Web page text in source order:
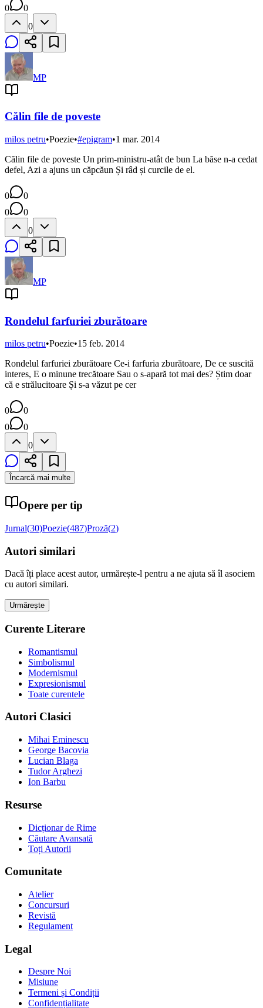
0
0
0
MP
Călin file de poveste
milos petru•Poezie•#epigram•1 mar. 2014
Călin file de poveste Un prim-ministru-atât de bun La băse n-a cedat
defel, Azi a ajuns un căpcăun Și râd și curcile de el.
0
0
0
0
0
MP
Rondelul farfuriei zburătoare
milos petru•Poezie•15 feb. 2014
Rondelul farfuriei zburătoare Ce-i farfuria zburătoare, De ce suscită
interes, E o minune trecătoare Sau o s-apară tot mai des? Știm doar
că e strălucitoare Și s-a văzut pe cer
0
0
0
0
0
Încarcă mai multe
Opere per tip
Jurnal(30)Poezie(487)Proză(2)
Autori similari
Dacă îți place acest autor, urmărește-l pentru a ne ajuta să îl asociem
cu autori similari.
Urmărește
Curente Literare
Romantismul
Simbolismul
Modernismul
Expresionismul
Toate curentele
Autori Clasici
Mihai Eminescu
George Bacovia
Lucian Blaga
Tudor Arghezi
Ion Barbu
Resurse
Dicționar de Rime
Căutare Avansată
Toți Autorii
Comunitate
Atelier
Concursuri
Revistă
Regulament
Legal
Despre Noi
Misiune
Termeni și Condiții
Confidențialitate